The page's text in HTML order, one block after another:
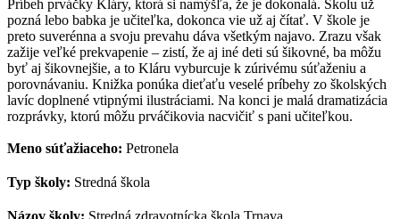
Príbeh prváčky Kláry, ktorá si namýšľa, že je dokonalá. Školu už
pozná lebo babka je učiteľka, dokonca vie už aj čítať. V škole je
preto suverénna a svoju prevahu dáva všetkým najavo. Zrazu však
zažije veľké prekvapenie – zistí, že aj iné deti sú šikovné, ba môžu
byť aj šikovnejšie, a to Kláru vyburcuje k zúrivému súťaženiu a
porovnávaniu. Knižka ponúka dieťaťu veselé príbehy zo školských
lavíc doplnené vtipnými ilustráciami. Na konci je malá dramatizácia
rozprávky, ktorú môžu prváčikovia nacvičiť s pani učiteľkou.
Meno súťažiaceho: Petronela
Typ školy: Stredná škola